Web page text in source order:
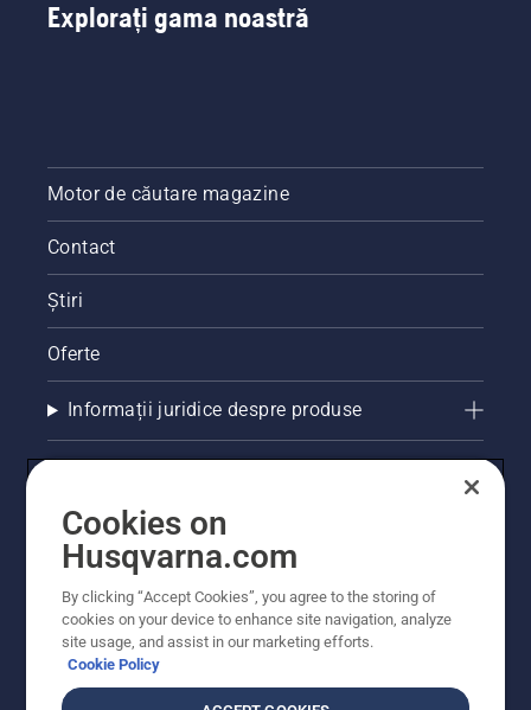
Explorați gama noastră
Motor de căutare magazine
Contact
Știri
Oferte
Informații juridice despre produse
Cookies on
Husqvarna.com
By clicking “Accept Cookies”, you agree to the storing of
cookies on your device to enhance site navigation, analyze
site usage, and assist in our marketing efforts.
Cookie Policy